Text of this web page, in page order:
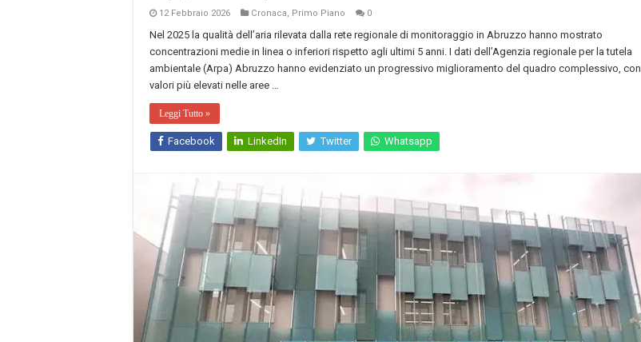
12 Febbraio 2026 Cronaca, Primo Piano 0
Nel 2025 la qualità dell’aria rilevata dalla rete regionale di monitoraggio in Abruzzo hanno mostrato
concentrazioni medie in linea o inferiori rispetto agli ultimi 5 anni. I dati dell’Agenzia regionale per la tutela
ambientale (Arpa) Abruzzo hanno evidenziato un progressivo miglioramento del quadro complessivo, con
valori più elevati nelle aree …
Leggi Tutto »
Facebook LinkedIn Twitter Whatsapp